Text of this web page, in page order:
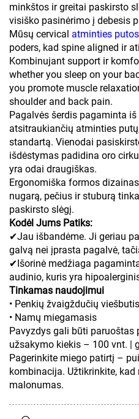
minkštos ir greitai paskirsto
visiško pasinėrimo į debesis
Mūsų cervical atminties
poders, kad spine aligned ir
Kombinujant support ir
whether you sleep on your
you promote muscle
shoulder and back pain.
Pagalvės šerdis pagaminta
atsitraukiančių atminties
standartą. Vienodai
išdėstymas padidina oro
yra odai draugiškas.
Ergonomiška formos
nugarą, pečius ir stuburą
paskirsto slėgį.
Kodėl Jums Patiks:
✔Jau išbandėme. Ji geriau
galvą nei įprasta pagalvė,
✔Išorinė medžiaga
audinio, kuris yra
Tinkamas naudojimui
• Penkių žvaigždučių viešbutis
• Namų miegamasis
Pavyzdys gali būti
užsakymo kiekis – 100 vnt. |
Pagerinkite miego patirtį –
kombinacija. Užtikrinkite,
malonumas.